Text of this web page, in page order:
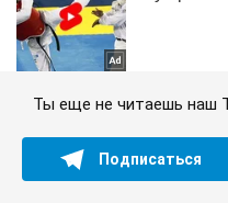
Ты еще не читаешь наш
Подписаться